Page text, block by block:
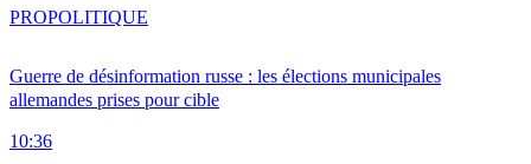
Guerre de désinformation russe : les élections municipales
allemandes prises pour cible
10:36
PROPOLITIQUE